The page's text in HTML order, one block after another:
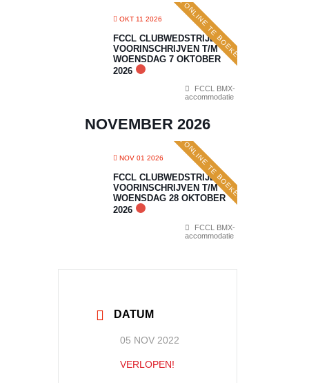
OKT 11 2026 ONLINE TE BOEKEN
FCCL CLUBWEDSTRIJD 6:
VOORINSCHRIJVEN T/M
WOENSDAG 7 OKTOBER
2026
FCCL BMX-
accommodatie
NOVEMBER 2026
NOV 01 2026 ONLINE TE BOEKEN
FCCL CLUBWEDSTRIJD 7:
VOORINSCHRIJVEN T/M
WOENSDAG 28 OKTOBER
2026
FCCL BMX-
accommodatie
DATUM
05 NOV 2022
VERLOPEN!